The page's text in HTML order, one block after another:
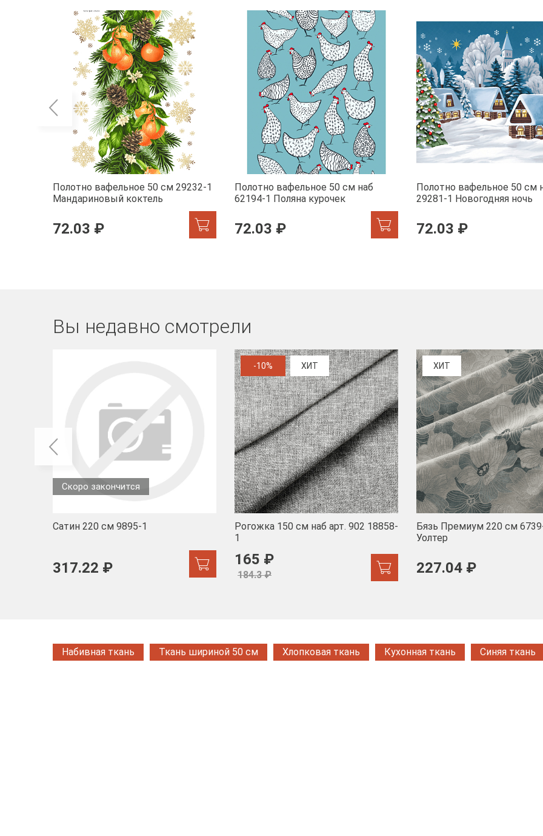
Полотно вафельное 50 см 29232-1
Мандариновый коктель
72.03 ₽
Полотно вафельное 50 см наб
62194-1 Поляна курочек
72.03 ₽
Полотно вафельное 50 см
29281-1 Новогодняя ночь
72.03 ₽
Вы недавно смотрели
Скоро закончится
Сатин 220 см 9895-1
317.22 ₽
-10% ХИТ
Рогожка 150 см наб арт. 902 18858-
1
165 ₽
184.3 ₽
ХИТ
Бязь Премиум 220 см
Уолтер
227.04 ₽
Набивная ткань Ткань шириной 50 см Хлопковая ткань Кухонная ткань Синяя ткань